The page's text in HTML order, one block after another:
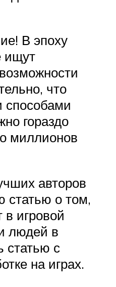
В эпоху
ищут
что
способами
гораздо
миллионов
авторов
статью о том,
в игровой
людей в
статью с
на играх.